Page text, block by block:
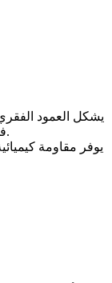
يشكل العمود
في القوة والمقاومة.
يوفر مقاومة